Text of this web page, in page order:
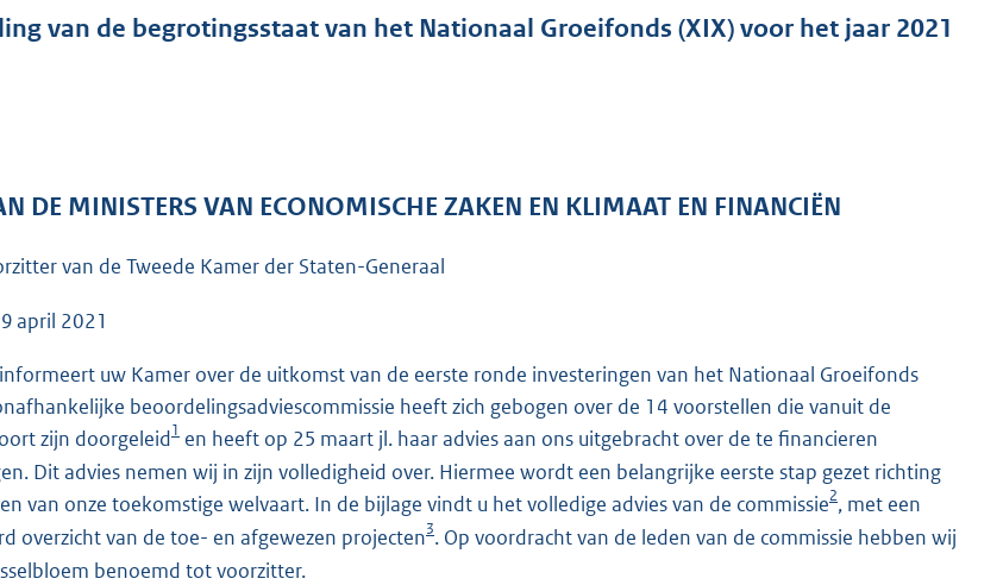
a
r
o
:
7
3
K
b
van de begrotingsstaat van het Nationaal Groeifonds (XIX) voor het jaar 2021
DE MINISTERS VAN ECONOMISCHE ZAKEN EN KLIMAAT EN FINANCIËN
van de Tweede Kamer der Staten-Generaal
april 2021
uw Kamer over de uitkomst van de eerste ronde investeringen van het Nationaal Groeifonds
beoordelingsadviescommissie heeft zich gebogen over de 14 voorstellen die vanuit de
zijn doorgeleid1 en heeft op 25 maart jl. haar advies aan ons uitgebracht over de te financieren
Dit advies nemen wij in zijn volledigheid over. Hiermee wordt een belangrijke eerste stap gezet richting
van onze toekomstige welvaart. In de bijlage vindt u het volledige advies van de commissie2, met een
overzicht van de toe- en afgewezen projecten3. Op voordracht van de leden van de commissie hebben wij
benoemd tot voorzitter.